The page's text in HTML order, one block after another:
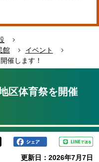
館
イベント
催します！
区体育祭を開催
更新日：2026年7月7日